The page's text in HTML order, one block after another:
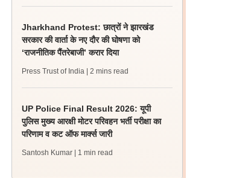
Jharkhand Protest: छात्रों ने झारखंड
सरकार की वार्ता के नए दौर की घोषणा को
‘राजनीतिक पैंतरेबाजी’ करार दिया
Press Trust of India | 2 mins read
UP Police Final Result 2026: यूपी
पुलिस मुख्य आरक्षी मोटर परिवहन भर्ती परीक्षा का
परिणाम व कट ऑफ मार्क्स जारी
Santosh Kumar | 1 min read